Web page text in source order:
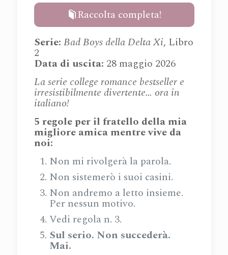
Raccolta completa!
Serie: Bad Boys della Delta Xi, Libro
2
Data di uscita: 28 maggio 2026
La serie college romance bestseller e
irresistibilmente divertente… ora in
italiano!
5 regole per il fratello della mia
migliore amica mentre vive da
noi:
Non mi rivolgerà la parola.
Non sistemerò i suoi casini.
Non andremo a letto insieme.
Per nessun motivo.
Vedi regola n. 3.
Sul serio. Non succederà.
Mai.